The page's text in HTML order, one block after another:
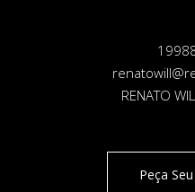
RENATO
Peça